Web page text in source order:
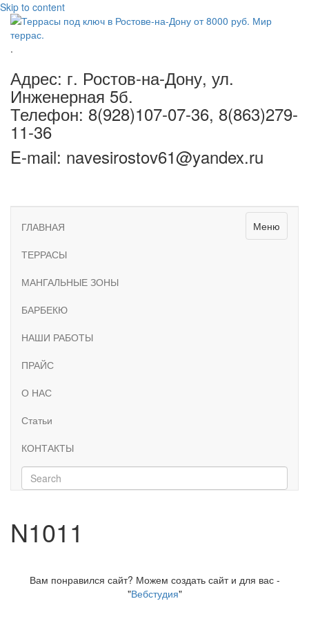
Skip to content
.
Адрес: г. Ростов-на-Дону, ул.
Инженерная 5б.
Телефон: 8(928)107-07-36, 8(863)279-
11-36
E-mail: navesirostov61@yandex.ru
Меню
ГЛАВНАЯ
ТЕРРАСЫ
МАНГАЛЬНЫЕ ЗОНЫ
БАРБЕКЮ
НАШИ РАБОТЫ
ПРАЙС
О НАС
Статьи
КОНТАКТЫ
N1011
Вам понравился сайт? Можем создать сайт и для вас -
"Вебстудия"